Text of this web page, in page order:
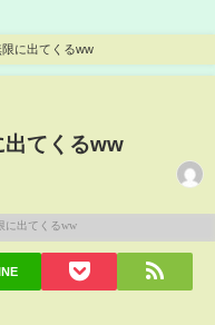
に出てくるww
出てくるww